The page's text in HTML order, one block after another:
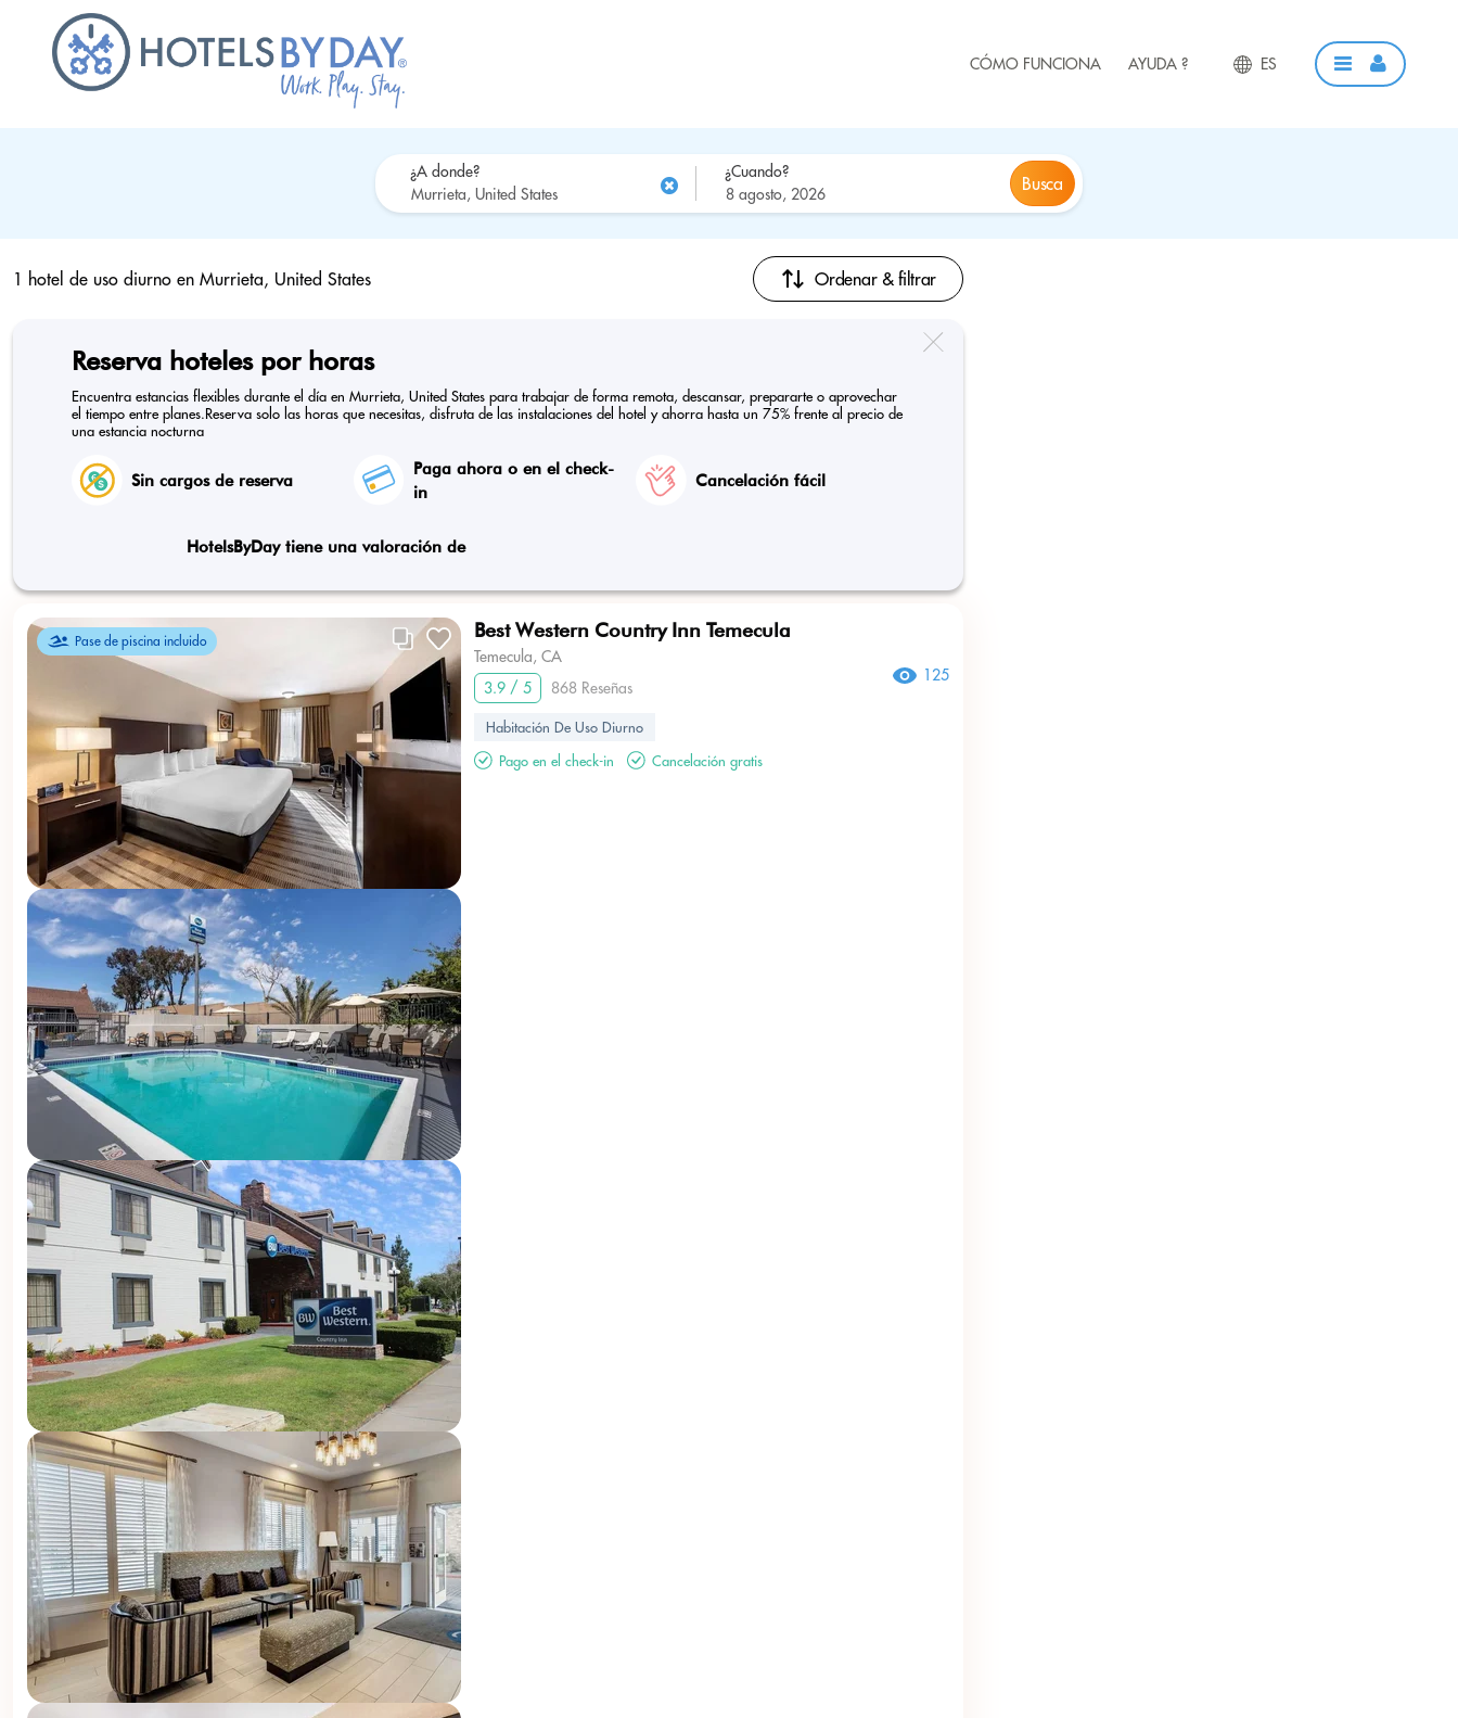
CÓMO FUNCIONA AYUDA ? ES
¿A donde? ¿Cuando?
Busca
1 hotel de uso diurno en Murrieta, United States Ordenar & filtrar
Reserva hoteles por horas
Encuentra estancias flexibles durante el día en Murrieta, United States para trabajar de forma remota, descansar, prepararte o aprovechar
el tiempo entre planes.Reserva solo las horas que necesitas, disfruta de las instalaciones del hotel y ahorra hasta un 75% frente al precio de
una estancia nocturna
Sin cargos de reserva
Paga ahora o en el check-
in
Cancelación fácil
HotelsByDay tiene una valoración de
Pase de piscina incluido Best Western Country Inn Temecula
Temecula, CA
3.9 / 5
868 Reseñas
125
Habitación De Uso Diurno
Pago en el check-in
Cancelación gratis